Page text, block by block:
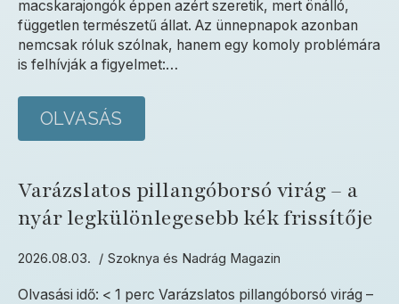
macskarajongók éppen azért szeretik, mert önálló,
független természetű állat. Az ünnepnapok azonban
nemcsak róluk szólnak, hanem egy komoly problémára
is felhívják a figyelmet:…
OLVASÁS
Varázslatos pillangóborsó virág – a
nyár legkülönlegesebb kék frissítője
2026.08.03. Szoknya és Nadrág Magazin
Olvasási idő: < 1 perc Varázslatos pillangóborsó virág –